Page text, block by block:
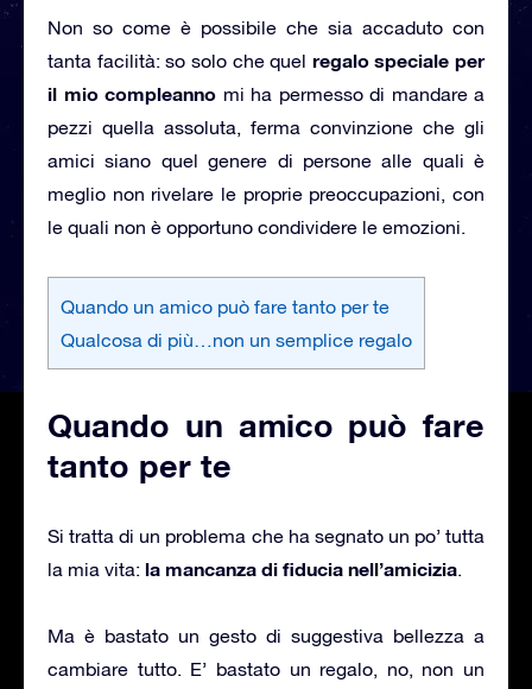
Non so come è possibile che sia accaduto con
tanta facilità: so solo che quel regalo speciale per
il mio compleanno mi ha permesso di mandare a
pezzi quella assoluta, ferma convinzione che gli
amici siano quel genere di persone alle quali è
meglio non rivelare le proprie preoccupazioni, con
le quali non è opportuno condividere le emozioni.
Quando un amico può fare tanto per te
Qualcosa di più…non un semplice regalo
Quando un amico può fare
tanto per te
Si tratta di un problema che ha segnato un po’ tutta
la mia vita: la mancanza di fiducia nell’amicizia.
Ma è bastato un gesto di suggestiva bellezza a
cambiare tutto. E’ bastato un regalo, no, non un